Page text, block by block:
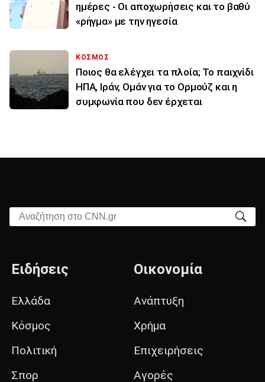
ημέρες - Οι αποχωρήσεις και το βαθύ
«ρήγμα» με την ηγεσία
ΚΟΣΜΟΣ
Ποιος θα ελέγχει τα πλοία; Το παιχνίδι
ΗΠΑ, Ιράν, Ομάν για το Ορμούζ και η
συμφωνία που δεν έρχεται
Αναζήτηση στο CNN.gr
Ειδήσεις
Ελλάδα
Κόσμος
Πολιτική
Σπορ
Οικονομία
Ανάπτυξη
Χρήμα
Επιχειρήσεις
Αγορές